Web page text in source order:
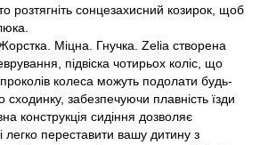
розтягніть сонцезахисний козирок, щоб
Міцна. Гнучка. Zelia створена
підвіска чотирьох коліс, що
проколів колеса можуть подолати будь-
сходинку, забезпечуючи плавність їзди
конструкція сидіння дозволяє
легко переставити вашу дитину з